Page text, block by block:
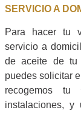
SERVICIO A
Para hacer tu
servicio a
de aceite de tu
puedes solicitar
recogemos
instalaciones,